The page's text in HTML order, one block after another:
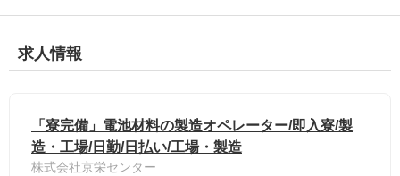
求人情報
「寮完備」電池材料の製造オペレーター/即入寮/製
造・工場/日勤/日払い/工場・製造
株式会社京栄センター